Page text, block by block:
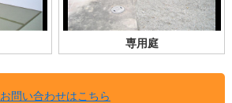
専用庭
お問い合わせはこちら